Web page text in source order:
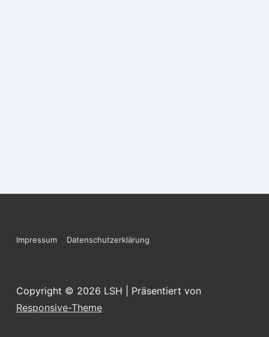
Footer-
Impressum Datenschutzerklärung
Copyright © 2026 LSH
| Präsentiert von
Responsive-Theme